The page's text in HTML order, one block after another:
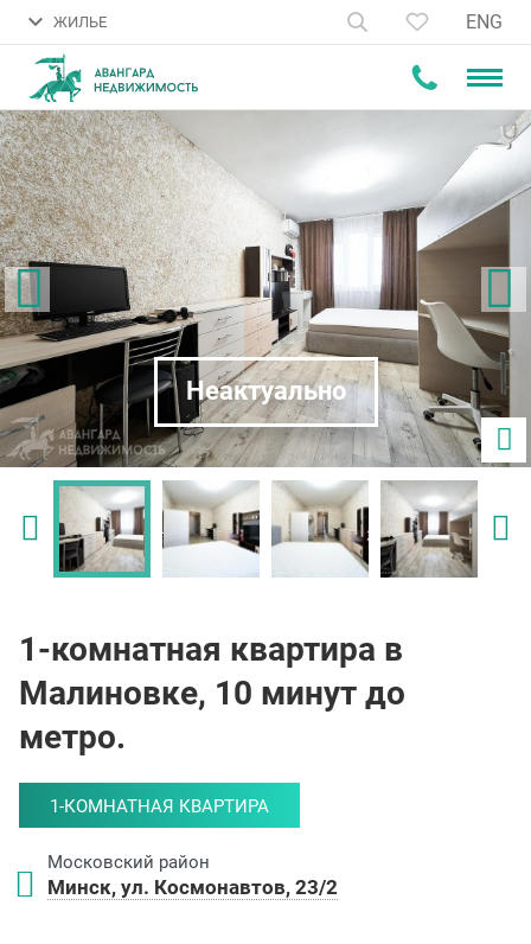
ЖИЛЬЕ ENG
Неактуально
1-комнатная квартира в
Малиновке, 10 минут до
метро.
1-КОМНАТНАЯ КВАРТИРА
Московский район
Минск, ул. Космонавтов, 23/2